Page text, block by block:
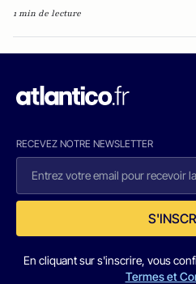
1 min de lecture
RECEVEZ NOTRE NEWSLETTER
En cliquant sur s'inscrire, vous
Termes et